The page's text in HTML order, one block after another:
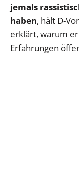
jemals
haben, hält D-
erklärt, warum
Erfahrungen